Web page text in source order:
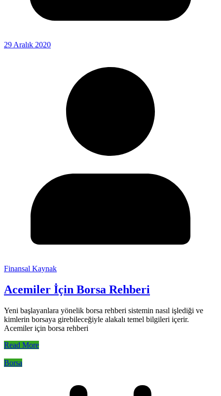
29 Aralık 2020
Finansal Kaynak
Acemiler İçin Borsa Rehberi
Yeni başlayanlara yönelik borsa rehberi sistemin nasıl işlediği ve
kimlerin borsaya girebileceğiyle alakalı temel bilgileri içerir.
Acemiler için borsa rehberi
Read More
Borsa